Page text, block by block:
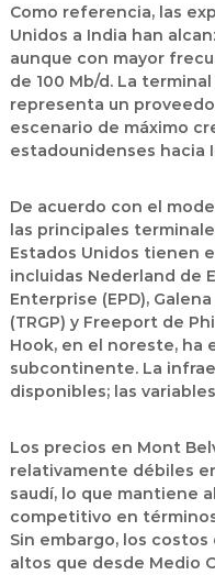
Como referencia, las
Unidos a India han
aunque con mayor
de 100 Mb/d. La
representa un
escenario de máximo
estadounidenses hacia
De acuerdo con el
las principales
Estados Unidos tienen
incluidas Nederland de
Enterprise (EPD),
(TRGP) y Freeport de
Hook, en el noreste, ha
subcontinente. La
disponibles; las
Los precios en Mont
relativamente débiles
saudí, lo que mantiene
competitivo en
Sin embargo, los costos
altos que desde Medio